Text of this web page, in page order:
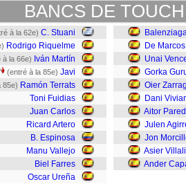
BANCS DE
à la 62e) C. Stuani
Rodrigo Riquelme
à la 66e) Iván Martín
(entré à la 85e) Javi
85e) Ramón Terrats
Toni Fuidias
Juan Carlos
Ricard Artero
B. Espinosa
Manu Vallejo
Biel Farres
Oscar Ureña
De Marcos
Unai
Gorka
Oier
Dani
Aitor
Julen
Jon
Asier
Ander